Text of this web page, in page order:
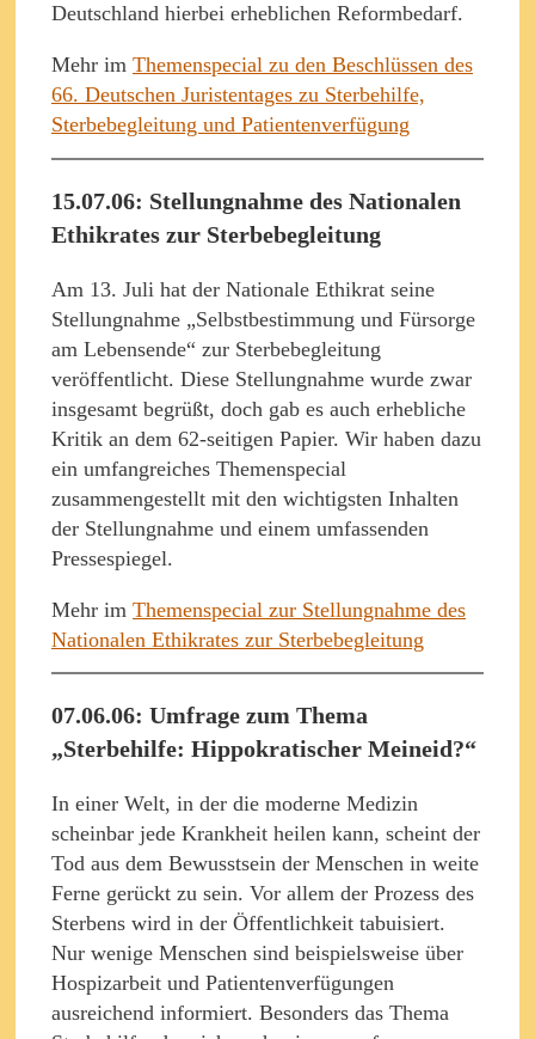
Deutschland hierbei erheblichen Reformbedarf.
Mehr im Themenspecial zu den Beschlüssen des
66. Deutschen Juristentages zu Sterbehilfe,
Sterbebegleitung und Patientenverfügung
15.07.06: Stellungnahme des Nationalen
Ethikrates zur Sterbebegleitung
Am 13. Juli hat der Nationale Ethikrat seine
Stellungnahme „Selbstbestimmung und Fürsorge
am Lebensende“ zur Sterbebegleitung
veröffentlicht. Diese Stellungnahme wurde zwar
insgesamt begrüßt, doch gab es auch erhebliche
Kritik an dem 62-seitigen Papier. Wir haben dazu
ein umfangreiches Themenspecial
zusammengestellt mit den wichtigsten Inhalten
der Stellungnahme und einem umfassenden
Pressespiegel.
Mehr im Themenspecial zur Stellungnahme des
Nationalen Ethikrates zur Sterbebegleitung
07.06.06: Umfrage zum Thema
„Sterbehilfe: Hippokratischer Meineid?“
In einer Welt, in der die moderne Medizin
scheinbar jede Krankheit heilen kann, scheint der
Tod aus dem Bewusstsein der Menschen in weite
Ferne gerückt zu sein. Vor allem der Prozess des
Sterbens wird in der Öffentlichkeit tabuisiert.
Nur wenige Menschen sind beispielsweise über
Hospizarbeit und Patientenverfügungen
ausreichend informiert. Besonders das Thema